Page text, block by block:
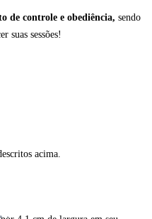
de controle e obediência, sendo
suas sessões!
acima.